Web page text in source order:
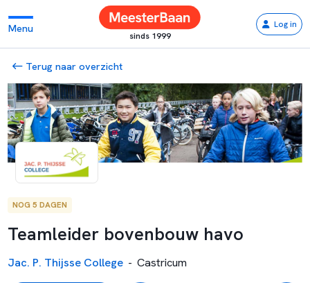
Menu
sinds 1999
Log in
Terug naar overzicht
NOG 5 DAGEN
Teamleider bovenbouw havo
Jac. P. Thijsse College - Castricum